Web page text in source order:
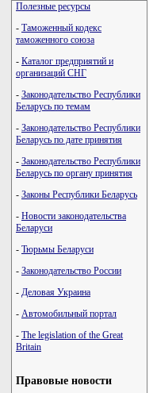
Полезные ресурсы
- Таможенный кодекс
таможенного союза
- Каталог предприятий и
организаций СНГ
- Законодательство Республики
Беларусь по темам
- Законодательство Республики
Беларусь по дате принятия
- Законодательство Республики
Беларусь по органу принятия
- Законы Республики Беларусь
- Новости законодательства
Беларуси
- Тюрьмы Беларуси
- Законодательство России
- Деловая Украина
- Автомобильный портал
- The legislation of the Great
Britain
Правовые новости